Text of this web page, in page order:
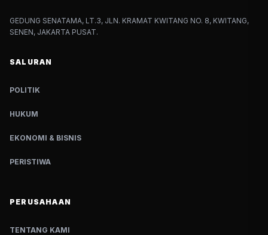
GEDUNG SENATAMA, LT.3, JLN. KRAMAT KWITANG NO. 8, KWITANG,
SENEN, JAKARTA PUSAT.
SALURAN
POLITIK
HUKUM
EKONOMI & BISNIS
PERISTIWA
PERUSAHAAN
TENTANG KAMI